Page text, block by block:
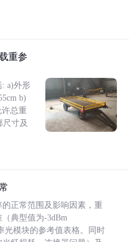
重参
: a)外形
b)
许总重
寸及
正常范围及影响因素，重
典型值为-3dBm
光模块的参考值表格。同时